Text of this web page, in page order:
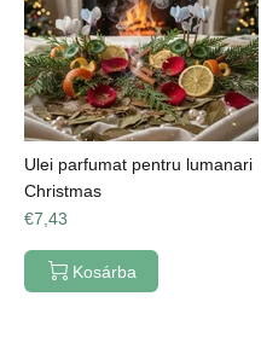
Ulei parfumat pentru lumanari
Christmas
€7,43
Kosárba